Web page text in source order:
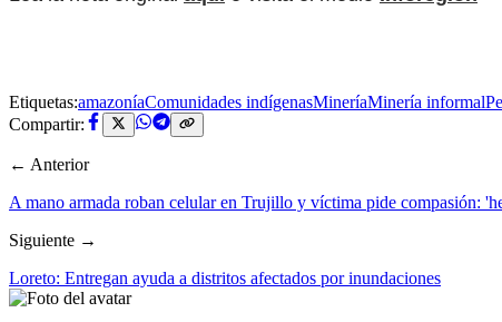
Etiquetas:amazoníaComunidades indígenasMineríaMinería informal
Compartir:
← Anterior
A mano armada roban celular en Trujillo y víctima pide compasión:
Siguiente →
Loreto: Entregan ayuda a distritos afectados por inundaciones